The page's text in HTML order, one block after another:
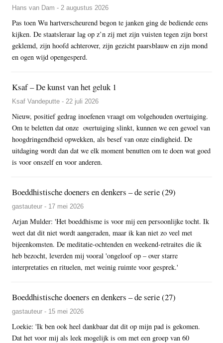
Hans van Dam - 2 augustus 2026
Pas toen Wu hartverscheurend begon te janken ging de bediende eens
kijken. De staatsleraar lag op z’n zij met zijn vuisten tegen zijn borst
geklemd, zijn hoofd achterover, zijn gezicht paarsblauw en zijn mond
en ogen wijd opengesperd.
Ksaf – De kunst van het geluk 1
Ksaf Vandeputte - 22 juli 2026
Nieuw, positief gedrag inoefenen vraagt om volgehouden overtuiging.
Om te beletten dat onze overtuiging slinkt, kunnen we een gevoel van
hoogdringendheid opwekken, als besef van onze eindigheid. De
uitdaging wordt dan dat we elk moment benutten om te doen wat goed
is voor onszelf en voor anderen.
Boeddhistische doeners en denkers – de serie (29)
gastauteur - 17 mei 2026
Arjan Mulder: 'Het boeddhisme is voor mij een persoonlijke tocht. Ik
weet dat dit niet wordt aangeraden, maar ik kan niet zo veel met
bijeenkomsten. De meditatie-ochtenden en weekend-retraites die ik
heb bezocht, leverden mij vooral 'ongeloof op – over starre
interpretaties en rituelen, met weinig ruimte voor gesprek.'
Boeddhistische doeners en denkers – de serie (27)
gastauteur - 15 mei 2026
Loekie: 'Ik ben ook heel dankbaar dat dit op mijn pad is gekomen.
Dat het voor mij als leek mogelijk is om met een groep van 60